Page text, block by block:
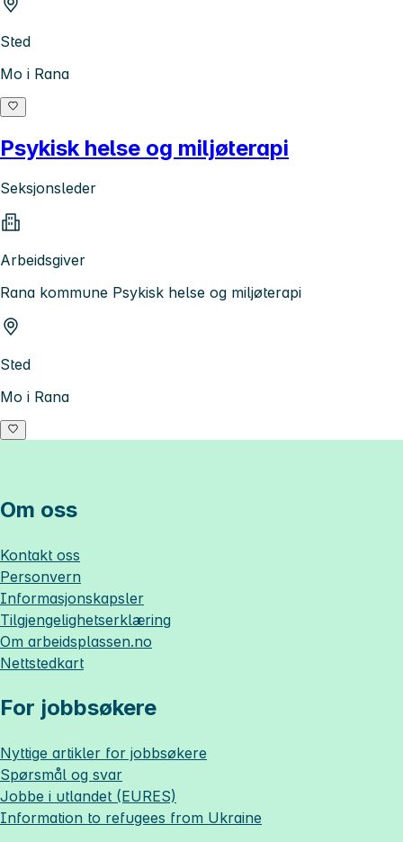
Sted
Mo i Rana
Psykisk helse og miljøterapi
Seksjonsleder
Arbeidsgiver
Rana kommune Psykisk helse og miljøterapi
Sted
Mo i Rana
Om oss
Kontakt oss
Personvern
Informasjonskapsler
Tilgjengelighetserklæring
Om arbeidsplassen.no
Nettstedkart
For jobbsøkere
Nyttige artikler for jobbsøkere
Spørsmål og svar
Jobbe i utlandet (EURES)
Information to refugees from Ukraine